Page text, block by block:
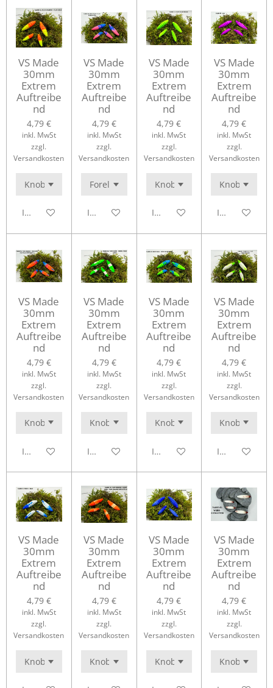
VS Made
30mm
Extrem
Auftreibe
nd
4,79 €
inkl. MwSt
zzgl.
Versandkosten
In den Warenkorb
VS Made
30mm
Extrem
Auftreibe
nd
4,79 €
inkl. MwSt
zzgl.
Versandkosten
In den Warenkorb
VS Made
30mm
Extrem
Auftreibe
nd
4,79 €
inkl. MwSt
zzgl.
Versandkosten
In den Warenkorb
VS Made
30mm
Extrem
Auftreibe
nd
4,79 €
inkl. MwSt
zzgl.
Versandkosten
In den
VS Made
30mm
Extrem
Auftreibe
nd
4,79 €
inkl. MwSt
zzgl.
Versandkosten
In den Warenkorb
VS Made
30mm
Extrem
Auftreibe
nd
4,79 €
inkl. MwSt
zzgl.
Versandkosten
In den Warenkorb
VS Made
30mm
Extrem
Auftreibe
nd
4,79 €
inkl. MwSt
zzgl.
Versandkosten
In den Warenkorb
VS Made
30mm
Extrem
Auftreibe
nd
4,79 €
inkl. MwSt
zzgl.
Versandkosten
In den
VS Made
30mm
Extrem
Auftreibe
nd
4,79 €
inkl. MwSt
zzgl.
Versandkosten
VS Made
30mm
Extrem
Auftreibe
nd
4,79 €
inkl. MwSt
zzgl.
Versandkosten
VS Made
30mm
Extrem
Auftreibe
nd
4,79 €
inkl. MwSt
zzgl.
Versandkosten
VS Made
30mm
Extrem
Auftreibe
nd
4,79 €
inkl. MwSt
zzgl.
Versandkosten